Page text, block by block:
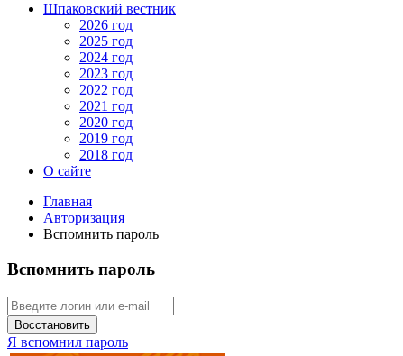
Шпаковский вестник
2026 год
2025 год
2024 год
2023 год
2022 год
2021 год
2020 год
2019 год
2018 год
О сайте
Главная
Авторизация
Вспомнить пароль
Вспомнить пароль
Восстановить
Я вспомнил пароль